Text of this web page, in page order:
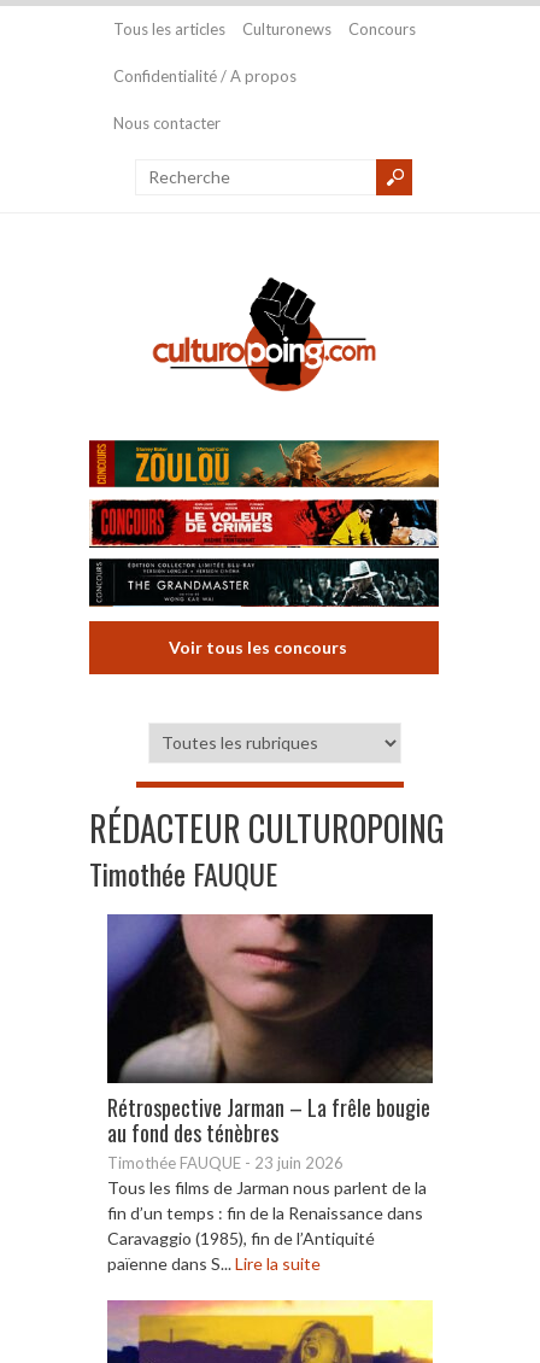
Tous les articles Culturonews Concours
Confidentialité / A propos
Nous contacter
Voir tous les concours
RÉDACTEUR CULTUROPOING
Timothée FAUQUE
Rétrospective Jarman – La frêle bougie
au fond des ténèbres
Timothée FAUQUE - 23 juin 2026
Tous les films de Jarman nous parlent de la
fin d’un temps : fin de la Renaissance dans
Caravaggio (1985), fin de l’Antiquité
païenne dans S...Lire la suite